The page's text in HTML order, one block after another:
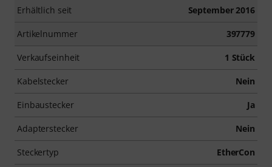
Erhältlich seit September 2016
Artikelnummer 397779
Verkaufseinheit 1 Stück
Kabelstecker Nein
Einbaustecker Ja
Adapterstecker Nein
Steckertyp EtherCon